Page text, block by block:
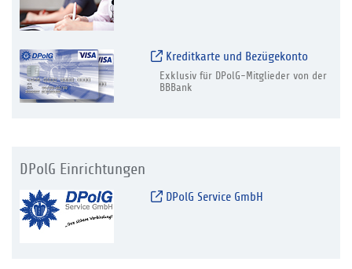
Kreditkarte und Bezügekonto
Exklusiv für DPolG-Mitglieder von der
BBBank
DPolG Einrichtungen
DPolG Service GmbH